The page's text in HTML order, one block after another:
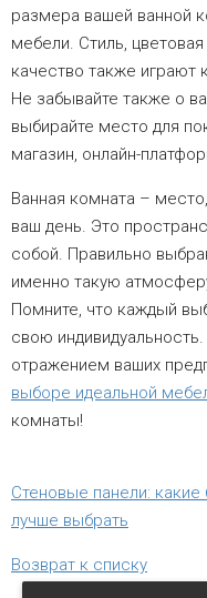
размера вашей ванной
мебели. Стиль,
качество также
Не забывайте также о
выбирайте место для
магазин, онлайн-
Ванная комната –
ваш день. Это
собой. Правильно
именно такую
Помните, что каждый
свою
отражением ваших
выборе идеальной
комнаты!
Стеновые панели:
лучше выбрать
Возврат к списку